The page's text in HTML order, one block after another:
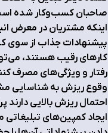
صاحبان کسب‌وکار شده
اینکه مشتریان در معرض
پیشنهادات جذاب از سوی
کارهای رقیب هستند،
رفتار و ویژگی‌های مصرف
وقوع ریزش به شناسایی
احتمال ریزش بالایی دارند
ایجاد کمپین‌های تبلیغاتی